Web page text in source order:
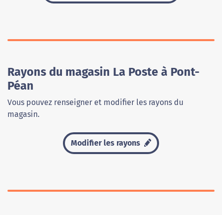
Rayons du magasin La Poste à Pont-
Péan
Vous pouvez renseigner et modifier les rayons du
magasin.
Modifier les rayons